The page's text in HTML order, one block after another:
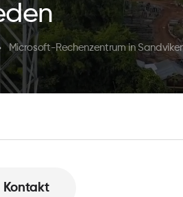
Microsoft-Rechenzentrum in
Kontakt